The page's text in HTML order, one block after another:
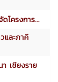
โครงการ...
และภาคี
เชียงราย